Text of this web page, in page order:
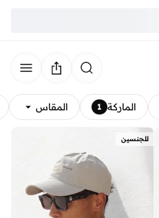
الماركة 1 المقاس
للجنسين